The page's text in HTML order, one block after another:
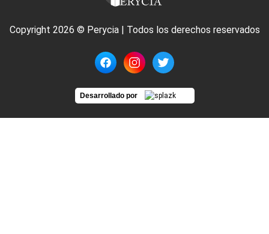
Copyright 2026 © Perycia | Todos los derechos reservados
Desarrollado por